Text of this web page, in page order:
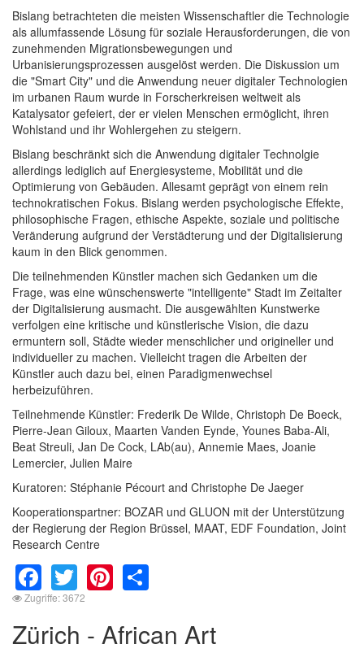
Bislang betrachteten die meisten Wissenschaftler die Technologie
als allumfassende Lösung für soziale Herausforderungen, die von
zunehmenden Migrationsbewegungen und
Urbanisierungsprozessen ausgelöst werden. Die Diskussion um
die "Smart City" und die Anwendung neuer digitaler Technologien
im urbanen Raum wurde in Forscherkreisen weltweit als
Katalysator gefeiert, der er vielen Menschen ermöglicht, ihren
Wohlstand und ihr Wohlergehen zu steigern.
Bislang beschränkt sich die Anwendung digitaler Technolgie
allerdings lediglich auf Energiesysteme, Mobilität und die
Optimierung von Gebäuden. Allesamt geprägt von einem rein
technokratischen Fokus. Bislang werden psychologische Effekte,
philosophische Fragen, ethische Aspekte, soziale und politische
Veränderung aufgrund der Verstädterung und der Digitalisierung
kaum in den Blick genommen.
Die teilnehmenden Künstler machen sich Gedanken um die
Frage, was eine wünschenswerte "intelligente" Stadt im Zeitalter
der Digitalisierung ausmacht. Die ausgewählten Kunstwerke
verfolgen eine kritische und künstlerische Vision, die dazu
ermuntern soll, Städte wieder menschlicher und origineller und
individueller zu machen. Vielleicht tragen die Arbeiten der
Künstler auch dazu bei, einen Paradigmenwechsel
herbeizuführen.
Teilnehmende Künstler: Frederik De Wilde, Christoph De Boeck,
Pierre-Jean Giloux, Maarten Vanden Eynde, Younes Baba-Ali,
Beat Streuli, Jan De Cock, LAb(au), Annemie Maes, Joanie
Lemercier, Julien Maire
Kuratoren: Stéphanie Pécourt and Christophe De Jaeger
Kooperationspartner: BOZAR und GLUON mit der Unterstützung
der Regierung der Region Brüssel, MAAT, EDF Foundation, Joint
Research Centre
Facebook
TwitterPinterest
Zugriffe: 3672
Zürich - African Art